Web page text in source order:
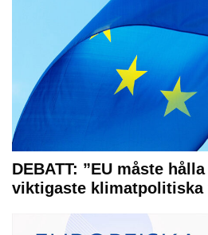
DEBATT: ”EU måste
viktigaste klimatpolitiska